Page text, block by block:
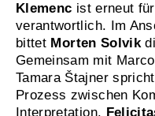
Klemenc ist erneut
verantwortlich. Im
bittet Morten Solvik
Gemeinsam mit
Tamara Štajner
Prozess zwischen
Interpretation.